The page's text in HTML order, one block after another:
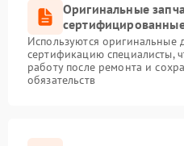
Оригинальные
Используются
сертификацию специалисты,
работу после ремонта и
обязательств